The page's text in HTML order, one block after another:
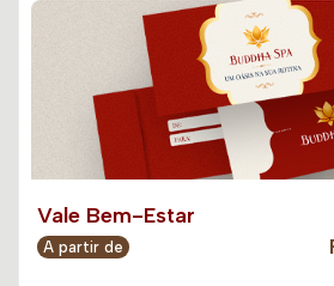
Vale Bem-Estar
A partir de